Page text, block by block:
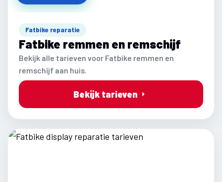
Fatbike reparatie
Fatbike remmen en remschijf
Bekijk alle tarieven voor Fatbike remmen en
remschijf aan huis.
Bekijk tarieven